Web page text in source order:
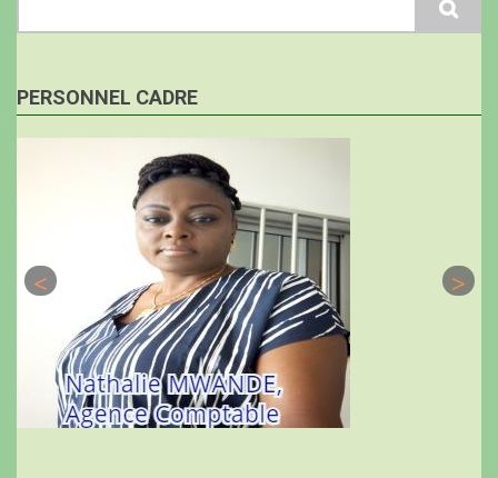
PERSONNEL CADRE